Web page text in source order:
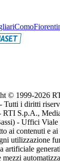
Como
© 1999-2026
Tutti i diritti
S.p.A.,
- Uffici
ai contenuti e
utilizzazione
artificiale
mezzi